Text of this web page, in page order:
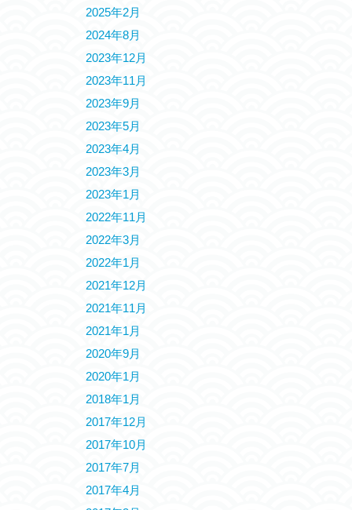
2025年2月
2024年8月
2023年12月
2023年11月
2023年9月
2023年5月
2023年4月
2023年3月
2023年1月
2022年11月
2022年3月
2022年1月
2021年12月
2021年11月
2021年1月
2020年9月
2020年1月
2018年1月
2017年12月
2017年10月
2017年7月
2017年4月